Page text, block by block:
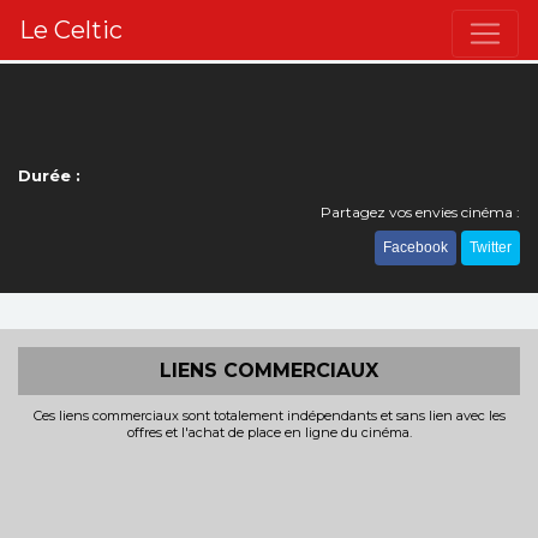
Le Celtic
Durée :
Partagez vos envies cinéma :
Facebook Twitter
LIENS COMMERCIAUX
Ces liens commerciaux sont totalement indépendants et sans lien avec les
offres et l'achat de place en ligne du cinéma.